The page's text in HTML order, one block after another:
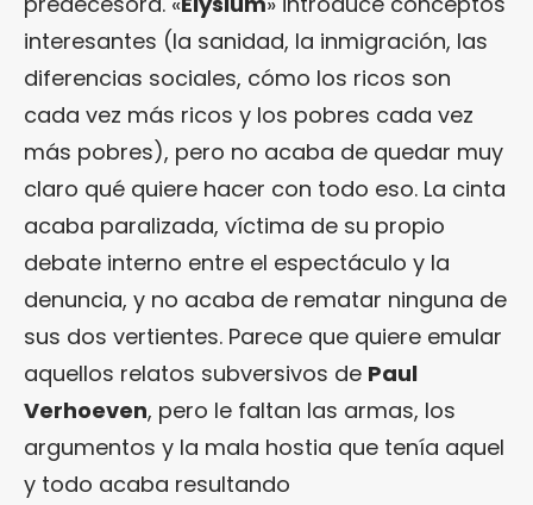
interesantes (la sanidad, la inmigración, las
diferencias sociales, cómo los ricos son
cada vez más ricos y los pobres cada vez
más pobres), pero no acaba de quedar muy
claro qué quiere hacer con todo eso. La cinta
acaba paralizada, víctima de su propio
debate interno entre el espectáculo y la
denuncia, y no acaba de rematar ninguna de
sus dos vertientes. Parece que quiere emular
aquellos relatos subversivos de Paul
Verhoeven, pero le faltan las armas, los
argumentos y la mala hostia que tenía aquel
y todo acaba resultando